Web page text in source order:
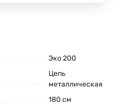
Эко 200
Цепь
металлическая
180 см